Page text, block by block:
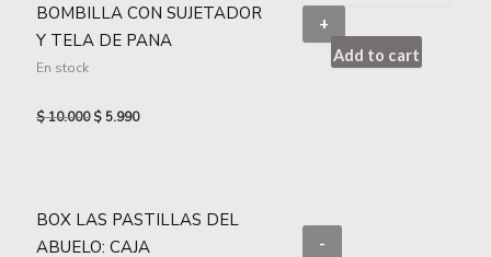
BOMBILLA CON SUJETADOR
Y TELA DE PANA
En stock
$10.000 $5.990
+
Add to cart
BOX LAS PASTILLAS DEL
ABUELO: CAJA
-